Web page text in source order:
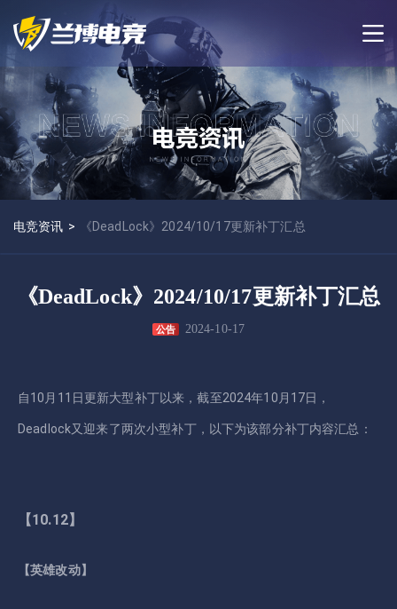
电竞资讯 > 《DeadLock》2024/10/17更新补丁汇总
《DeadLock》2024/10/17更新补丁汇总
公告 2024-10-17
自10月11日更新大型补丁以来，截至2024年10月17日，
Deadlock又迎来了两次小型补丁，以下为该部分补丁内容汇总：
【10.12】
【英雄改动】